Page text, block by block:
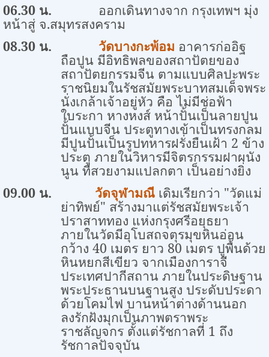
06.30 น.
ออกเดินทางจาก กรุงเทพฯ มุ่ง
หน้าสู่ จ.สมุทรสงคราม
08.30 น.
วัดบางกะพ้อม อาคารก่ออิฐ
ถือปูน มีอิทธิพลของสถาปัตยของ
สถาปัตยกรรมจีน ตามแบบศิลปะพระ
ราชนิยมในรัชสมัยพระบาทสมเด็จพระ
นั่งเกล้าเจ้าอยู่หัว คือ ไม่มีช่อฟ้า
ใบระกา หางหงส์ หน้าปั้นเป็นลายปูน
ปั้นแบบจีน ประตูทางเข้าเป็นทรงกลม
มีปูนปั้นเป็นรูปทหารฝรั่งยืนเฝ้า 2 ข้าง
ประตู ภายในวิหารมีจิตรกรรมฝาผนัง
นูน ที่สวยงามแปลกตา เป็นอย่างยิ่ง
09.00 น.
วัดจุฬามณี เดิมเรียกว่า "วัดแม่
ย่าทิพย์" สร้างมาแต่รัชสมัยพระเจ้า
ปราสาททอง แห่งกรุงศรีอยุธยา
ภายในวัดมีอุโบสถจตุรมุขหินอ่อน
กว้าง 40 เมตร ยาว 80 เมตร ปูพื้นด้วย
หินหยกสีเขียว จากเมืองการาจี
ประเทศปากีสถาน ภายในประดิษฐาน
พระประธานบนฐานสูง ประดับประดา
ด้วยโคมไฟ บานหน้าต่างด้านนอก
ลงรักฝังมุกเป็นภาพตราพระ
ราชลัญจกร ตั้งแต่รัชกาลที่ 1 ถึง
รัชกาลปัจจุบัน